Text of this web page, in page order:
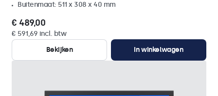
Buitenmaat: 511 x 308 x 40 mm
€ 489,00
€ 591,69 incl. btw
Bekijken
In winkelwagen